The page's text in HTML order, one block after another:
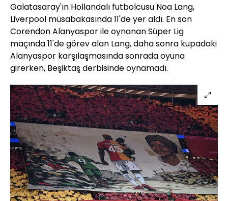
Galatasaray'ın Hollandalı futbolcusu Noa Lang,
Liverpool müsabakasında 11'de yer aldı. En son
Corendon Alanyaspor ile oynanan Süper Lig
maçında 11'de görev alan Lang, daha sonra kupadaki
Alanyaspor karşılaşmasında sonrada oyuna
girerken, Beşiktaş derbisinde oynamadı.